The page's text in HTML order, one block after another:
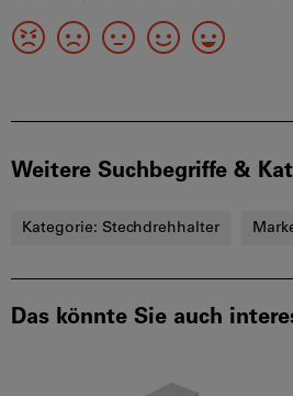
Weitere Suchbegriffe &
Kategorie: Stechdrehhalter
Das könnte Sie auch